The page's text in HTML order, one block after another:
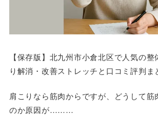
【保存版】北九州市小倉北区で人気の整
り解消・改善ストレッチと口コミ評判ま
肩こりなら筋肉からですが、どうして筋
のか原因が………